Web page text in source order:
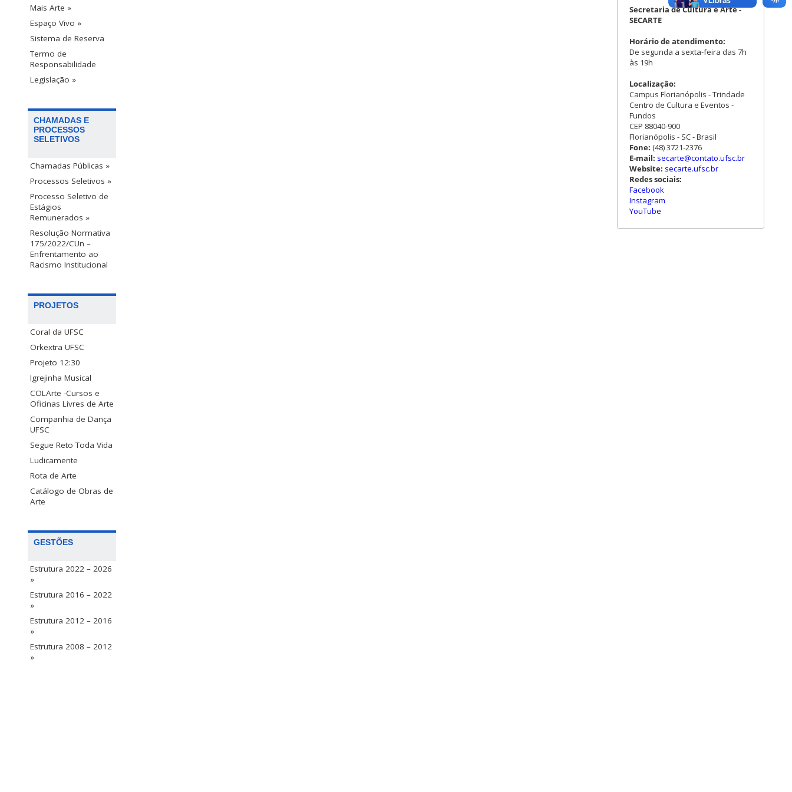
Mais Arte »
Espaço Vivo »
Sistema de Reserva
Termo de
Responsabilidade
Legislação »
CHAMADAS E
PROCESSOS
SELETIVOS
Chamadas Públicas »
Processos Seletivos »
Processo Seletivo de
Estágios
Remunerados »
Resolução Normativa
175/2022/CUn –
Enfrentamento ao
Racismo Institucional
PROJETOS
Coral da UFSC
Orkextra UFSC
Projeto 12:30
Igrejinha Musical
COLArte -Cursos e
Oficinas Livres de Arte
Companhia de Dança
UFSC
Segue Reto Toda Vida
Ludicamente
Rota de Arte
Catálogo de Obras de
Arte
GESTÕES
Estrutura 2022 – 2026
»
Estrutura 2016 – 2022
»
Estrutura 2012 – 2016
»
Estrutura 2008 – 2012
»
Secretaria de Cultura e Arte -
SECARTE
Horário de atendimento:
De segunda a sexta-feira das 7h
às 19h
Localização:
Campus Florianópolis - Trindade
Centro de Cultura e Eventos -
Fundos
CEP 88040-900
Florianópolis - SC - Brasil
Fone: (48) 3721-2376
E-mail: secarte@contato.ufsc.br
Website: secarte.ufsc.br
Redes sociais:
Facebook
Instagram
YouTube